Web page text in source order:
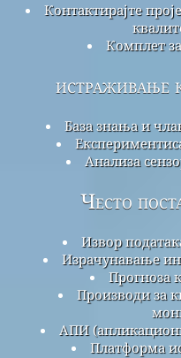
Контактирајте
Комплет
истраживање
База знања и
Анализа
Често
Извор
Израчунавање
Прогноза
Производи за
АПИ
Платформа